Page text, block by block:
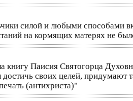
силой и любыми способами
на кормящих матерях не
книгу Паисия Святогорца
своих целей, придумают
(антихриста)"